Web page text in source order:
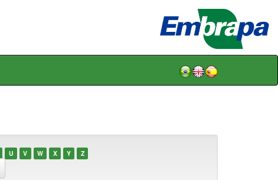
U V W X Y Z